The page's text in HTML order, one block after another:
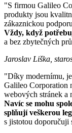
"S firmou Galileo
produkty jsou
zákaznickou
Vždy, když
a bez zbytečných
Jaroslav Liška,
"Díky modernímu,
Galileo Corporation
webových stránek a
Navíc se mohu
splňují veškerou
s jistotou